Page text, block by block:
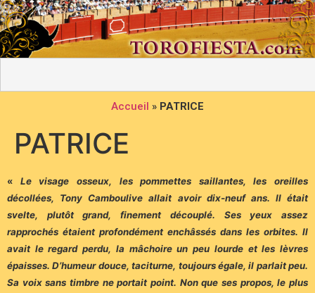
Accueil » PATRICE
PATRICE
« Le visage osseux, les pommettes saillantes, les oreilles
décollées, Tony Camboulive allait avoir dix-neuf ans. Il était
svelte, plutôt grand, finement découplé. Ses yeux assez
rapprochés étaient profondément enchâssés dans les orbites. Il
avait le regard perdu, la mâchoire un peu lourde et les lèvres
épaisses. D’humeur douce, taciturne, toujours égale, il parlait peu.
Sa voix sans timbre ne portait point. Non que ses propos, le plus